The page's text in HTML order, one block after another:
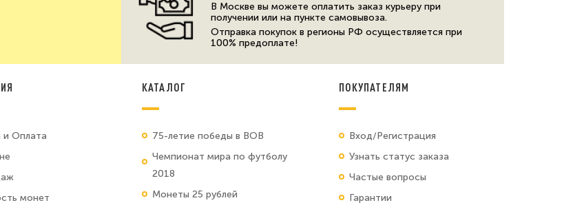
В Москве вы можете оплатить заказ курьеру при
получении или на пункте самовывоза.
Отправка покупок в регионы РФ осуществляется при
100% предоплате!
и Оплата
монет
КАТАЛОГ
75-летие победы в ВОВ
Чемпионат мира по футболу
2018
Монеты 25 рублей
ПОКУПАТЕЛЯМ
Вход/Регистрация
Узнать статус заказа
Частые вопросы
Гарантии